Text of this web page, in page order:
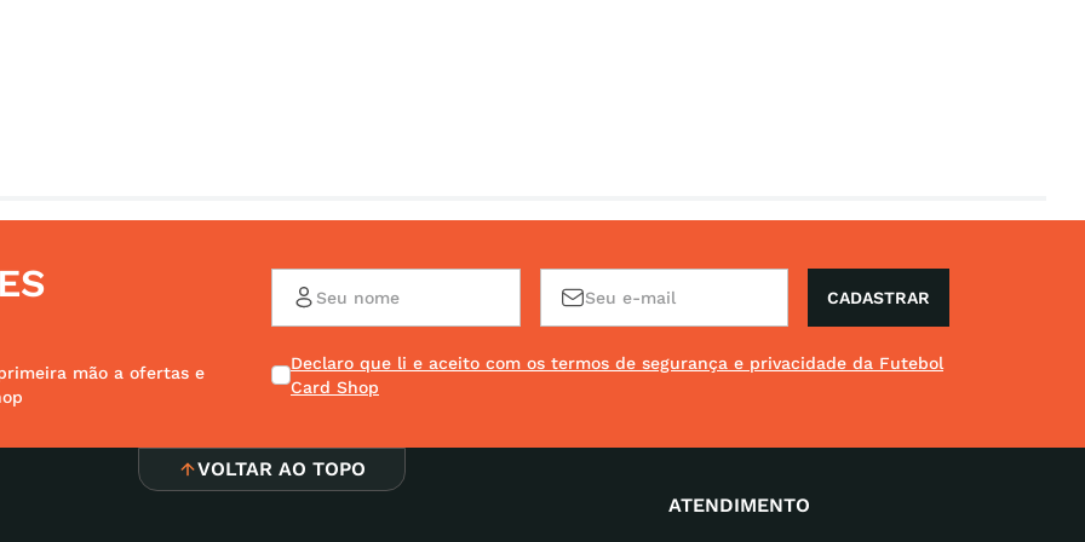
mão a ofertas e
CADASTRAR
Declaro que li e aceito com os termos de segurança e privacidade da Futebol
Card Shop
VOLTAR AO TOPO
ATENDIMENTO